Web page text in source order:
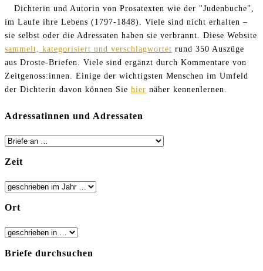
Dichterin und Autorin von Prosatexten wie der "Judenbuche",
im Laufe ihre Lebens (1797-1848). Viele sind nicht erhalten –
sie selbst oder die Adressaten haben sie verbrannt. Diese Website
sammelt, kategorisiert und verschlagwortet rund 350 Auszüge
aus Droste-Briefen. Viele sind ergänzt durch Kommentare von
Zeitgenoss:innen. Einige der wichtigsten Menschen im Umfeld
der Dichterin davon können Sie hier näher kennenlernen.
Adressatinnen und Adressaten
Zeit
Ort
Briefe durchsuchen